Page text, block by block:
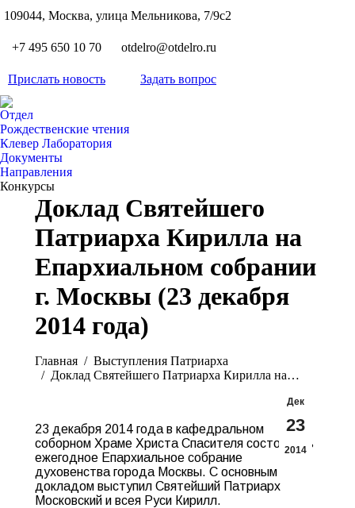
109044, Москва, улица Мельникова, 7/9с2
+7 495 650 10 70 otdelro@otdelro.ru
Прислать новость Задать вопрос
Отдел
Рождественские чтения
Клевер Лаборатория
Документы
Направления
Конкурсы
Доклад Святейшего
Патриарха Кирилла на
Епархиальном собрании
г. Москвы (23 декабря
2014 года)
Главная
Выступления Патриарха
Доклад Святейшего Патриарха Кирилла на…
Дек
23
2014
23 декабря 2014 года в кафедральном
соборном Храме Христа Спасителя состоялось
ежегодное Епархиальное собрание
духовенства города Москвы. С основным
докладом выступил Святейший Патриарх
Московский и всея Руси Кирилл.